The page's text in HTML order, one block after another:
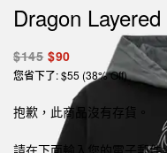
Dragon
$145 $90
您省下了: $55 (38% Off)
抱歉，此商品沒有存貨。
請在下面輸入您的電子郵